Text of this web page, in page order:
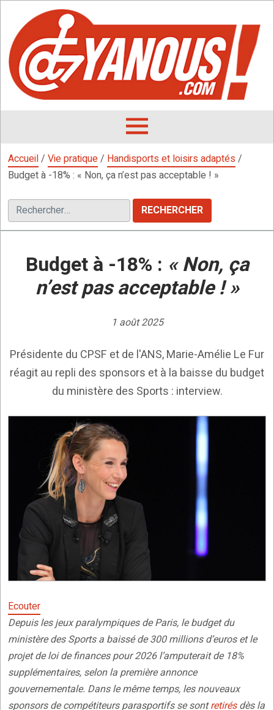
contenu
OUVRIR
MENU
Accueil/ Vie pratique/ Handisports et loisirs adaptés/
Budget à -18% : « Non, ça n’est pas acceptable ! »
Rechercher :
Budget à -18% : « Non, ça
n’est pas acceptable ! »
1 août 2025
Présidente du CPSF et de l'ANS, Marie-Amélie Le Fur
réagit au repli des sponsors et à la baisse du budget
du ministère des Sports : interview.
Ecouter
Depuis les jeux paralympiques de Paris, le budget du
ministère des Sports a baissé de 300 millions d’euros et le
projet de loi de finances pour 2026 l’amputerait de 18%
supplémentaires, selon la première annonce
gouvernementale. Dans le même temps, les nouveaux
sponsors de compétiteurs parasportifs se sontretirésdès la